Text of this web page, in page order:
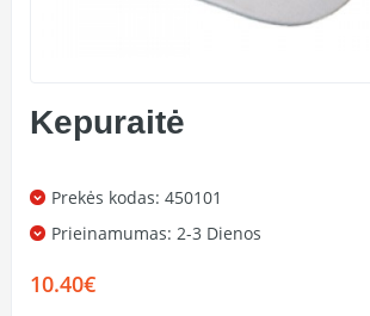
Kepuraitė
Prekės kodas: 450101
Prieinamumas: 2-3 Dienos
10.40€